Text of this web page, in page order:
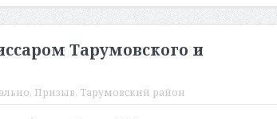
Тарумовского и
, Призыв, Тарумовский район